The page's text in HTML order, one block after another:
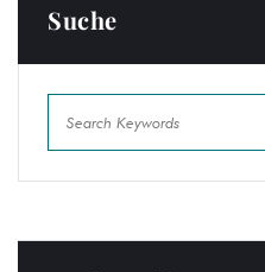
Suche